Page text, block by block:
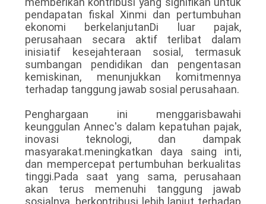
pendapatan fiskal Xinmi dan pertumbuhan
ekonomi berkelanjutanDi luar pajak,
perusahaan secara aktif terlibat dalam
inisiatif kesejahteraan sosial, termasuk
sumbangan pendidikan dan pengentasan
kemiskinan, menunjukkan komitmennya
terhadap tanggung jawab sosial perusahaan.
Penghargaan ini menggarisbawahi
keunggulan Annec's dalam kepatuhan pajak,
inovasi teknologi, dan dampak
masyarakat.meningkatkan daya saing inti,
dan mempercepat pertumbuhan berkualitas
tinggi.Pada saat yang sama, perusahaan
akan terus memenuhi tanggung jawab
sosialnya, berkontribusi lebih lanjut terhadap